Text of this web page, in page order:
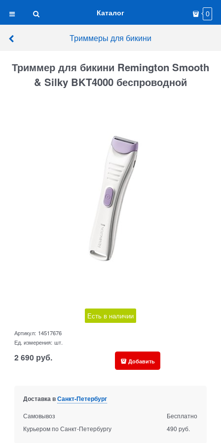
Каталог 0
Триммеры для бикини
Триммер для бикини Remington Smooth
& Silky BKT4000 беспроводной
Есть в наличии
Артикул: 14517676
Ед. измерения: шт.
2 690 руб. Добавить
Доставка вСанкт-Петербург
Самовывоз
Бесплатно
Курьером по Санкт-Петербургу
490 руб.